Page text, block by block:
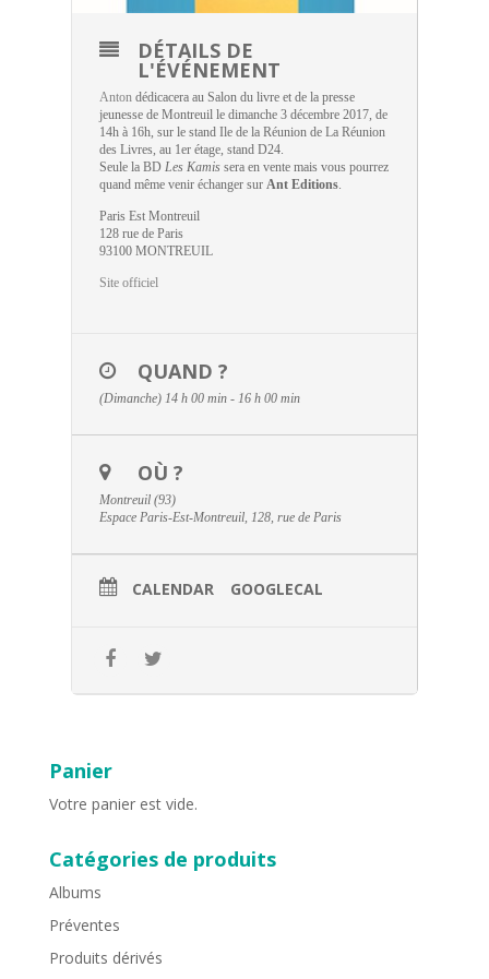
DÉTAILS DE
L'ÉVÉNEMENT
Antondédicacera au Salon du livre et de la presse
jeunesse de Montreuil le dimanche 3 décembre 2017, de
14h à 16h, sur le stand Ile de la Réunion de La Réunion
des Livres, au 1er étage, stand D24.
Seule la BD Les Kamissera en vente mais vous pourrez
quand même venir échanger sur Ant Editions.
Paris Est Montreuil
128 rue de Paris
93100 MONTREUIL
Site officiel
QUAND ?
(Dimanche) 14 h 00 min - 16 h 00 min
OÙ ?
Montreuil (93)
Espace Paris-Est-Montreuil, 128, rue de Paris
CALENDAR GOOGLECAL
Panier
Votre panier est vide.
Catégories de produits
Albums
Préventes
Produits dérivés